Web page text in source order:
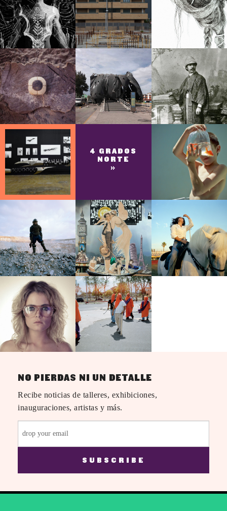
4 GRADOS
NORTE
»
NO PIERDAS NI UN DETALLE
Recibe noticias de talleres, exhibiciones,
inauguraciones, artistas y más.